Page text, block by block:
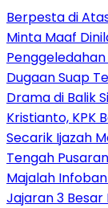
Berpesta di
Minta Maaf
Dugaan Suap
Drama di Balik
Kristianto, KPK
Secarik Ijazah
Tengah
Majalah
Jajaran 3